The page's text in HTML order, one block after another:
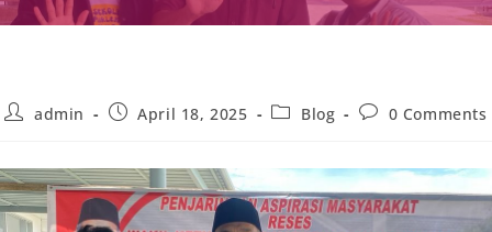
Postadmin
PostApril 18, 2025
PostBlog
Post0 Comments